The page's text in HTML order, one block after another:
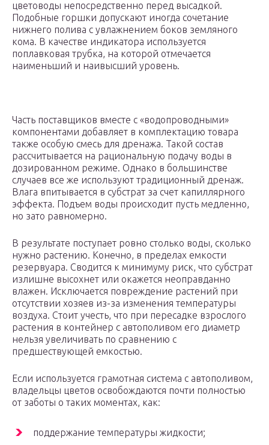
цветоводы непосредственно перед высадкой.
Подобные горшки допускают иногда сочетание
нижнего полива с увлажнением боков земляного
кома. В качестве индикатора используется
поплавковая трубка, на которой отмечается
наименьший и наивысший уровень.
Часть поставщиков вместе с «водопроводными»
компонентами добавляет в комплектацию товара
также особую смесь для дренажа. Такой состав
рассчитывается на рациональную подачу воды в
дозированном режиме. Однако в большинстве
случаев все же используют традиционный дренаж.
Влага впитывается в субстрат за счет капиллярного
эффекта. Подъем воды происходит пусть медленно,
но зато равномерно.
В результате поступает ровно столько воды, сколько
нужно растению. Конечно, в пределах емкости
резервуара. Сводится к минимуму риск, что субстрат
излишне высохнет или окажется неоправданно
влажен. Исключается повреждение растений при
отсутствии хозяев из-за изменения температуры
воздуха. Стоит учесть, что при пересадке взрослого
растения в контейнер с автополивом его диаметр
нельзя увеличивать по сравнению с
предшествующей емкостью.
Если используется грамотная система с автополивом,
владельцы цветов освобождаются почти полностью
от заботы о таких моментах, как:
поддержание температуры жидкости;